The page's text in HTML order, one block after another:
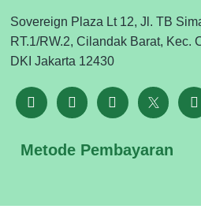
Sovereign Plaza Lt 12, Jl. TB
RT.1/RW.2, Cilandak Barat, Kec.
DKI Jakarta 12430
Metode Pembayaran